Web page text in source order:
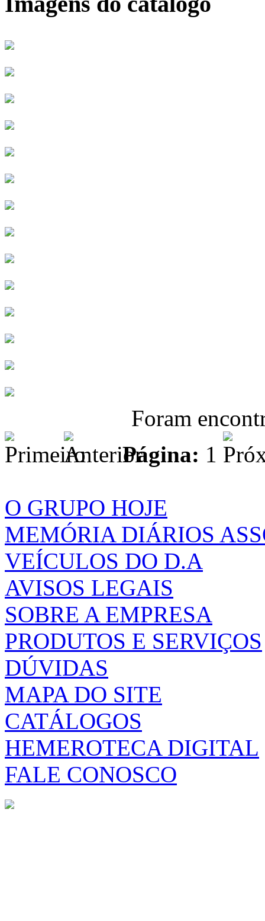
Foram
Página: 1
O GRUPO HOJE
MEMÓRIA DIÁRIOS
VEÍCULOS DO D.A
AVISOS LEGAIS
SOBRE A EMPRESA
PRODUTOS E SERVIÇOS
DÚVIDAS
MAPA DO SITE
CATÁLOGOS
HEMEROTECA DIGITAL
FALE CONOSCO